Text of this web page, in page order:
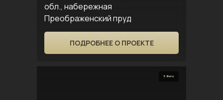
обл., набережная
Преображенский пруд
ПОДРОБНЕЕ О ПРОЕКТЕ
5 Фото